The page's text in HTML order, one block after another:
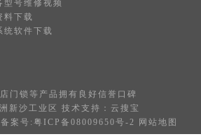
型号维修视频
料下载
统软件下载
门锁等产品拥有良好信誉口碑
新沙工业区 技术支持： 云搜宝
案号: 粤ICP备08009650号-2 网站地图